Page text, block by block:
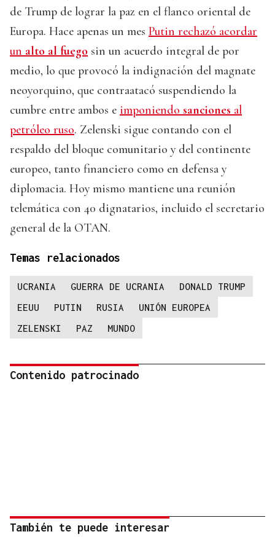
de Trump de lograr la paz en el flanco oriental de
Europa. Hace apenas un mes Putin rechazó acordar
un alto al fuego sin un acuerdo integral de por
medio, lo que provocó la indignación del magnate
neoyorquino, que contraatacó suspendiendo la
cumbre entre ambos e imponiendo sanciones al
petróleo ruso. Zelenski sigue contando con el
respaldo del bloque comunitario y del continente
europeo, tanto financiero como en defensa y
diplomacia. Hoy mismo mantiene una reunión
telemática con 40 dignatarios, incluido el secretario
general de la OTAN.
Temas relacionados
UCRANIA GUERRA DE UCRANIA
DONALD TRUMP
EEUU
PUTIN RUSIA
UNIÓN EUROPEA
ZELENSKI
PAZ MUNDO
Contenido patrocinado
También te puede interesar